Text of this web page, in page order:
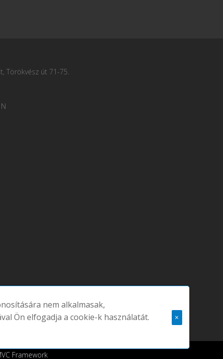
Törökvész út 71-75.
nem alkalmasak,
Ön elfogadja a cookie-k használatát.
×
Framework